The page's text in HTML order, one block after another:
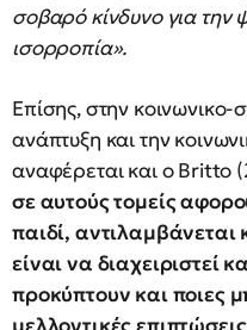
σοβαρό κίνδυνο για την
ισορροπία».
Επίσης, στην κοινωνικο-
ανάπτυξη και την
αναφέρεται και ο Britto
σε αυτούς τομείς
παιδί,
είναι να διαχειριστεί
προκύπτουν και ποιες